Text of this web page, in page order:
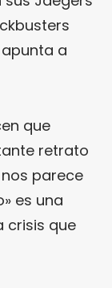
a
que
retrato
parece
es una
crisis que